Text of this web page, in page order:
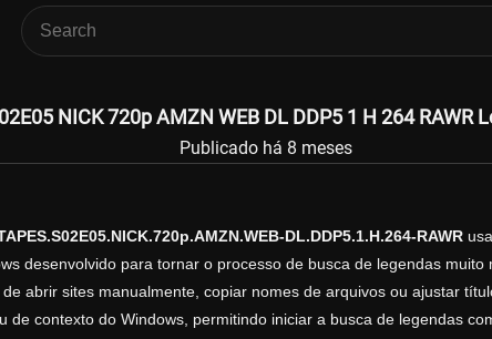
NICK 720p AMZN WEB DL DDP5 1 H 264 RAWR
Publicado há 8 meses
DL.DDP5.1.H.264-RAWR
desenvolvido para tornar o processo de busca de legendas
abrir sites manualmente, copiar nomes de arquivos ou ajustar
de contexto do Windows, permitindo iniciar a busca de legendas